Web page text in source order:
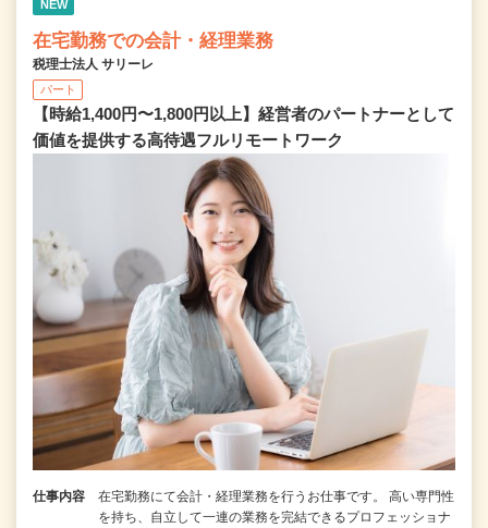
NEW
在宅勤務での会計・経理業務
税理士法人 サリーレ
パート
【時給1,400円〜1,800円以上】経営者のパートナーとして
価値を提供する⾼待遇フルリモートワーク
仕事内容
在宅勤務にて会計・経理業務を行うお仕事です。 高い専門性
を持ち、自立して一連の業務を完結できるプロフェッショナ